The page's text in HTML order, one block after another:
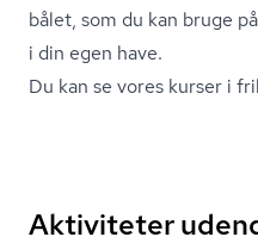
bålet, som du kan bruge
i din egen have.
Du kan se vores kurser i
Aktiviteter